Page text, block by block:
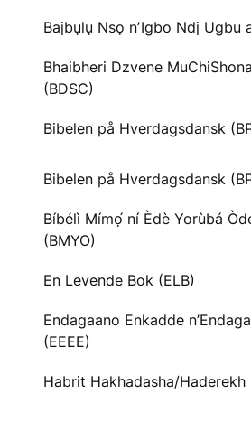
Baịbụlụ Nsọ nʼIgbo Ndị Ugbu
Bhaibheri Dzvene
(BDSC)
Bibelen på Hverdagsdansk
Bibelen på Hverdagsdansk
Bíbélì Mímọ́ ní Èdè Yorùbá
(BMYO)
En Levende Bok (ELB)
Endagaano Enkadde
(EEEE)
Habrit Hakhadasha/Haderekh